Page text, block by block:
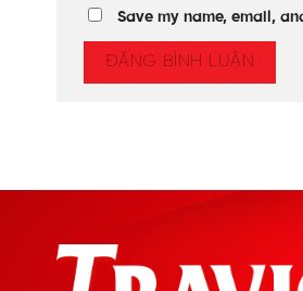
Save my name, email,